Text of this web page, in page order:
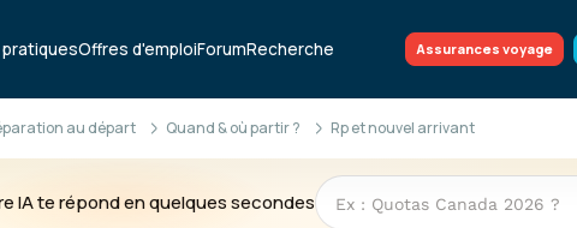
Offres d'emploiForumRecherche Assurances voyage
au départ Quand & où partir ? Rp et nouvel arrivant
IA te répond en quelques secondes